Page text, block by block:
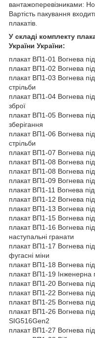
вантажоперевізниками:
Вартість пакування
плакатів.
У складі комплекту
України України:
плакат ВП1-01 Вогнева
плакат ВП1-02 Вогнева
плакат ВП1-03 Вогнева
стрільби
плакат ВП1-04 Вогнева
зброї
плакат ВП1-05 Вогнева
зберігання
плакат ВП1-06 Вогнева
стрільби
плакат ВП1-07 Вогнева
плакат ВП1-08 Вогнева
плакат ВП1-08 Вогнева
плакат ВП1-09 Вогнева
плакат ВП1-11 Вогнева
плакат ВП1-12 Вогнева
плакат ВП1-13 Вогнева
плакат ВП1-15 Вогнева
плакат ВП1-16 Вогнева
наступальні гранати
плакат ВП1-17 Вогнева
фугасні міни
плакат ВП1-18 Вогнева
плакат ВП1-19 Інженерна
плакат ВП1-20 Вогнева
плакат ВП1-22 Вогнева
плакат ВП1-25 Вогнева
плакат ВП1-26 Вогнева
SIG516Gen2
плакат ВП1-27 Вогнева